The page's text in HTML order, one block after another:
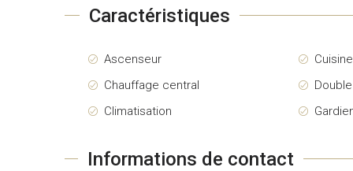
Caractéristiques
Ascenseur
Chauffage central
Climatisation
Informations de contact